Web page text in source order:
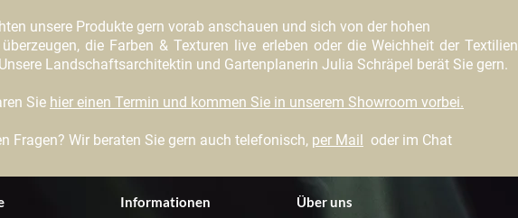
unsere Produkte gern vorab anschauen und sich von der hohen
die Farben & Texturen live erleben oder die Weichheit der Textilien
Landschaftsarchitektin und Gartenplanerin Julia Schräpel berät Sie gern.
Sie hier einen Termin und kommen Sie in unserem Showroom vorbei.
Fragen? Wir beraten Sie gern auch telefonisch, per Mail oder im Chat
Informationen Über uns